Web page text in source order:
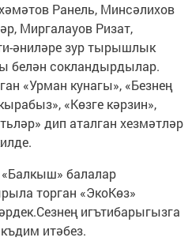
Ранель, Минсәлихов
Миргалауов Ризат,
әниләре зур тырышлык
белән сокландырдылар.
«Урман кунагы», «Безнең
«Көзге кәрзин»,
дип аталган хезмәтләр
балалар
торган «ЭкоКөз»
игътибарыгызга
итәбез.